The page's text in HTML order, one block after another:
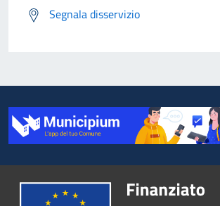
Segnala disservizio